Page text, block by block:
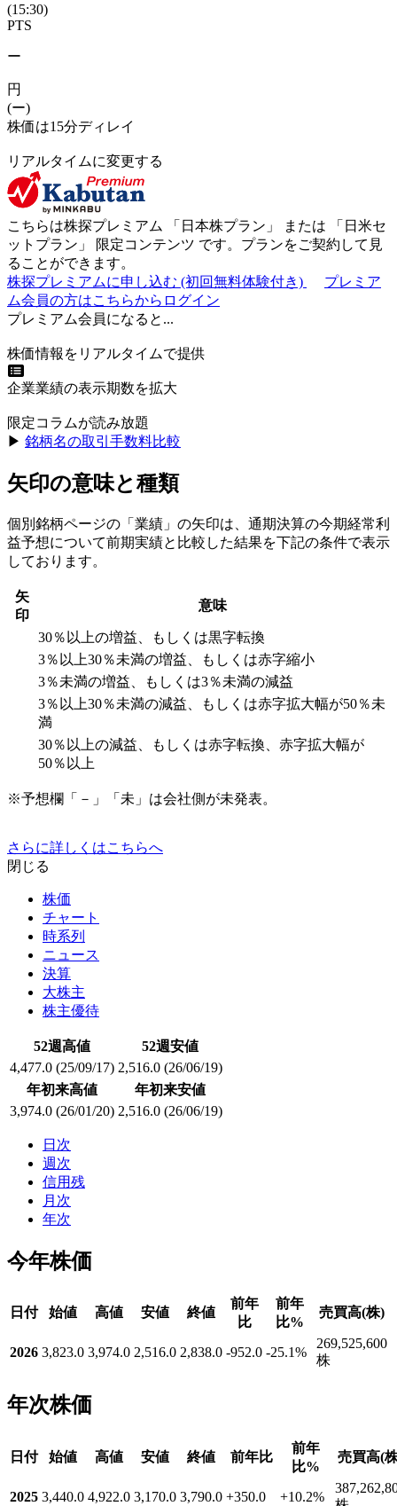
(15:30)
PTS
ー
円
(ー)
株価は15分ディレイ
リアルタイムに変更する
こちらは株探プレミアム 「 日本株プラン 」 または 「 日米セ
ットプラン 」 限定コンテンツ です。プランをご契約して見
ることができます。
株探プレミアムに申し込む (初回無料体験付き)
プレミア
ム会員の方はこちらからログイン
プレミアム会員になると...
株価情報をリアルタイムで提供
企業業績の表示期数を拡大
限定コラムが読み放題
▶︎ 銘柄名の取引手数料比較
矢印の意味と種類
個別銘柄ページの「業績」の矢印は、通期決算の今期経常利
益予想について前期実績と比較した結果を下記の条件で表示
しております。
矢
印
意味
30％以上の増益、もしくは黒字転換
3％以上30％未満の増益、もしくは赤字縮小
3％未満の増益、もしくは3％未満の減益
3％以上30％未満の減益、もしくは赤字拡大幅が50％未
満
30％以上の減益、もしくは赤字転換、赤字拡大幅が
50％以上
※予想欄「－」「未」は会社側が未発表。
さらに詳しくはこちらへ
閉じる
株価
チャート
時系列
ニュース
決算
大株主
株主優待
52週高値
52週安値
4,477.0 (25/09/17) 2,516.0 (26/06/19)
年初来高値
年初来安値
3,974.0 (26/01/20) 2,516.0 (26/06/19)
日次
週次
信用残
月次
年次
今年株価
日付 始値 高値 安値 終値
前年
比
前年
比%
売買高(株)
2026 3,823.0 3,974.0 2,516.0 2,838.0 -952.0 -25.1%
269,525,600
株
年次株価
日付 始値 高値 安値 終値 前年比
前年
比%
売買高(
2025 3,440.0 4,922.0 3,170.0 3,790.0 +350.0 +10.2%